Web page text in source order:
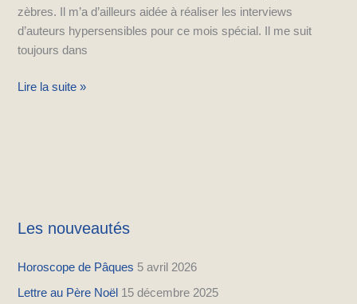
zèbres. Il m’a d’ailleurs aidée à réaliser les interviews
d’auteurs hypersensibles pour ce mois spécial. Il me suit
toujours dans
Lire la suite »
Les nouveautés
Horoscope de Pâques 5 avril 2026
Lettre au Père Noël 15 décembre 2025